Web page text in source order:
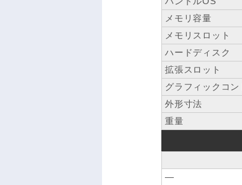
メモリ容量
メモリスロット
ハードディスク
拡張スロット
グラフィックコン
外形寸法
重量
―